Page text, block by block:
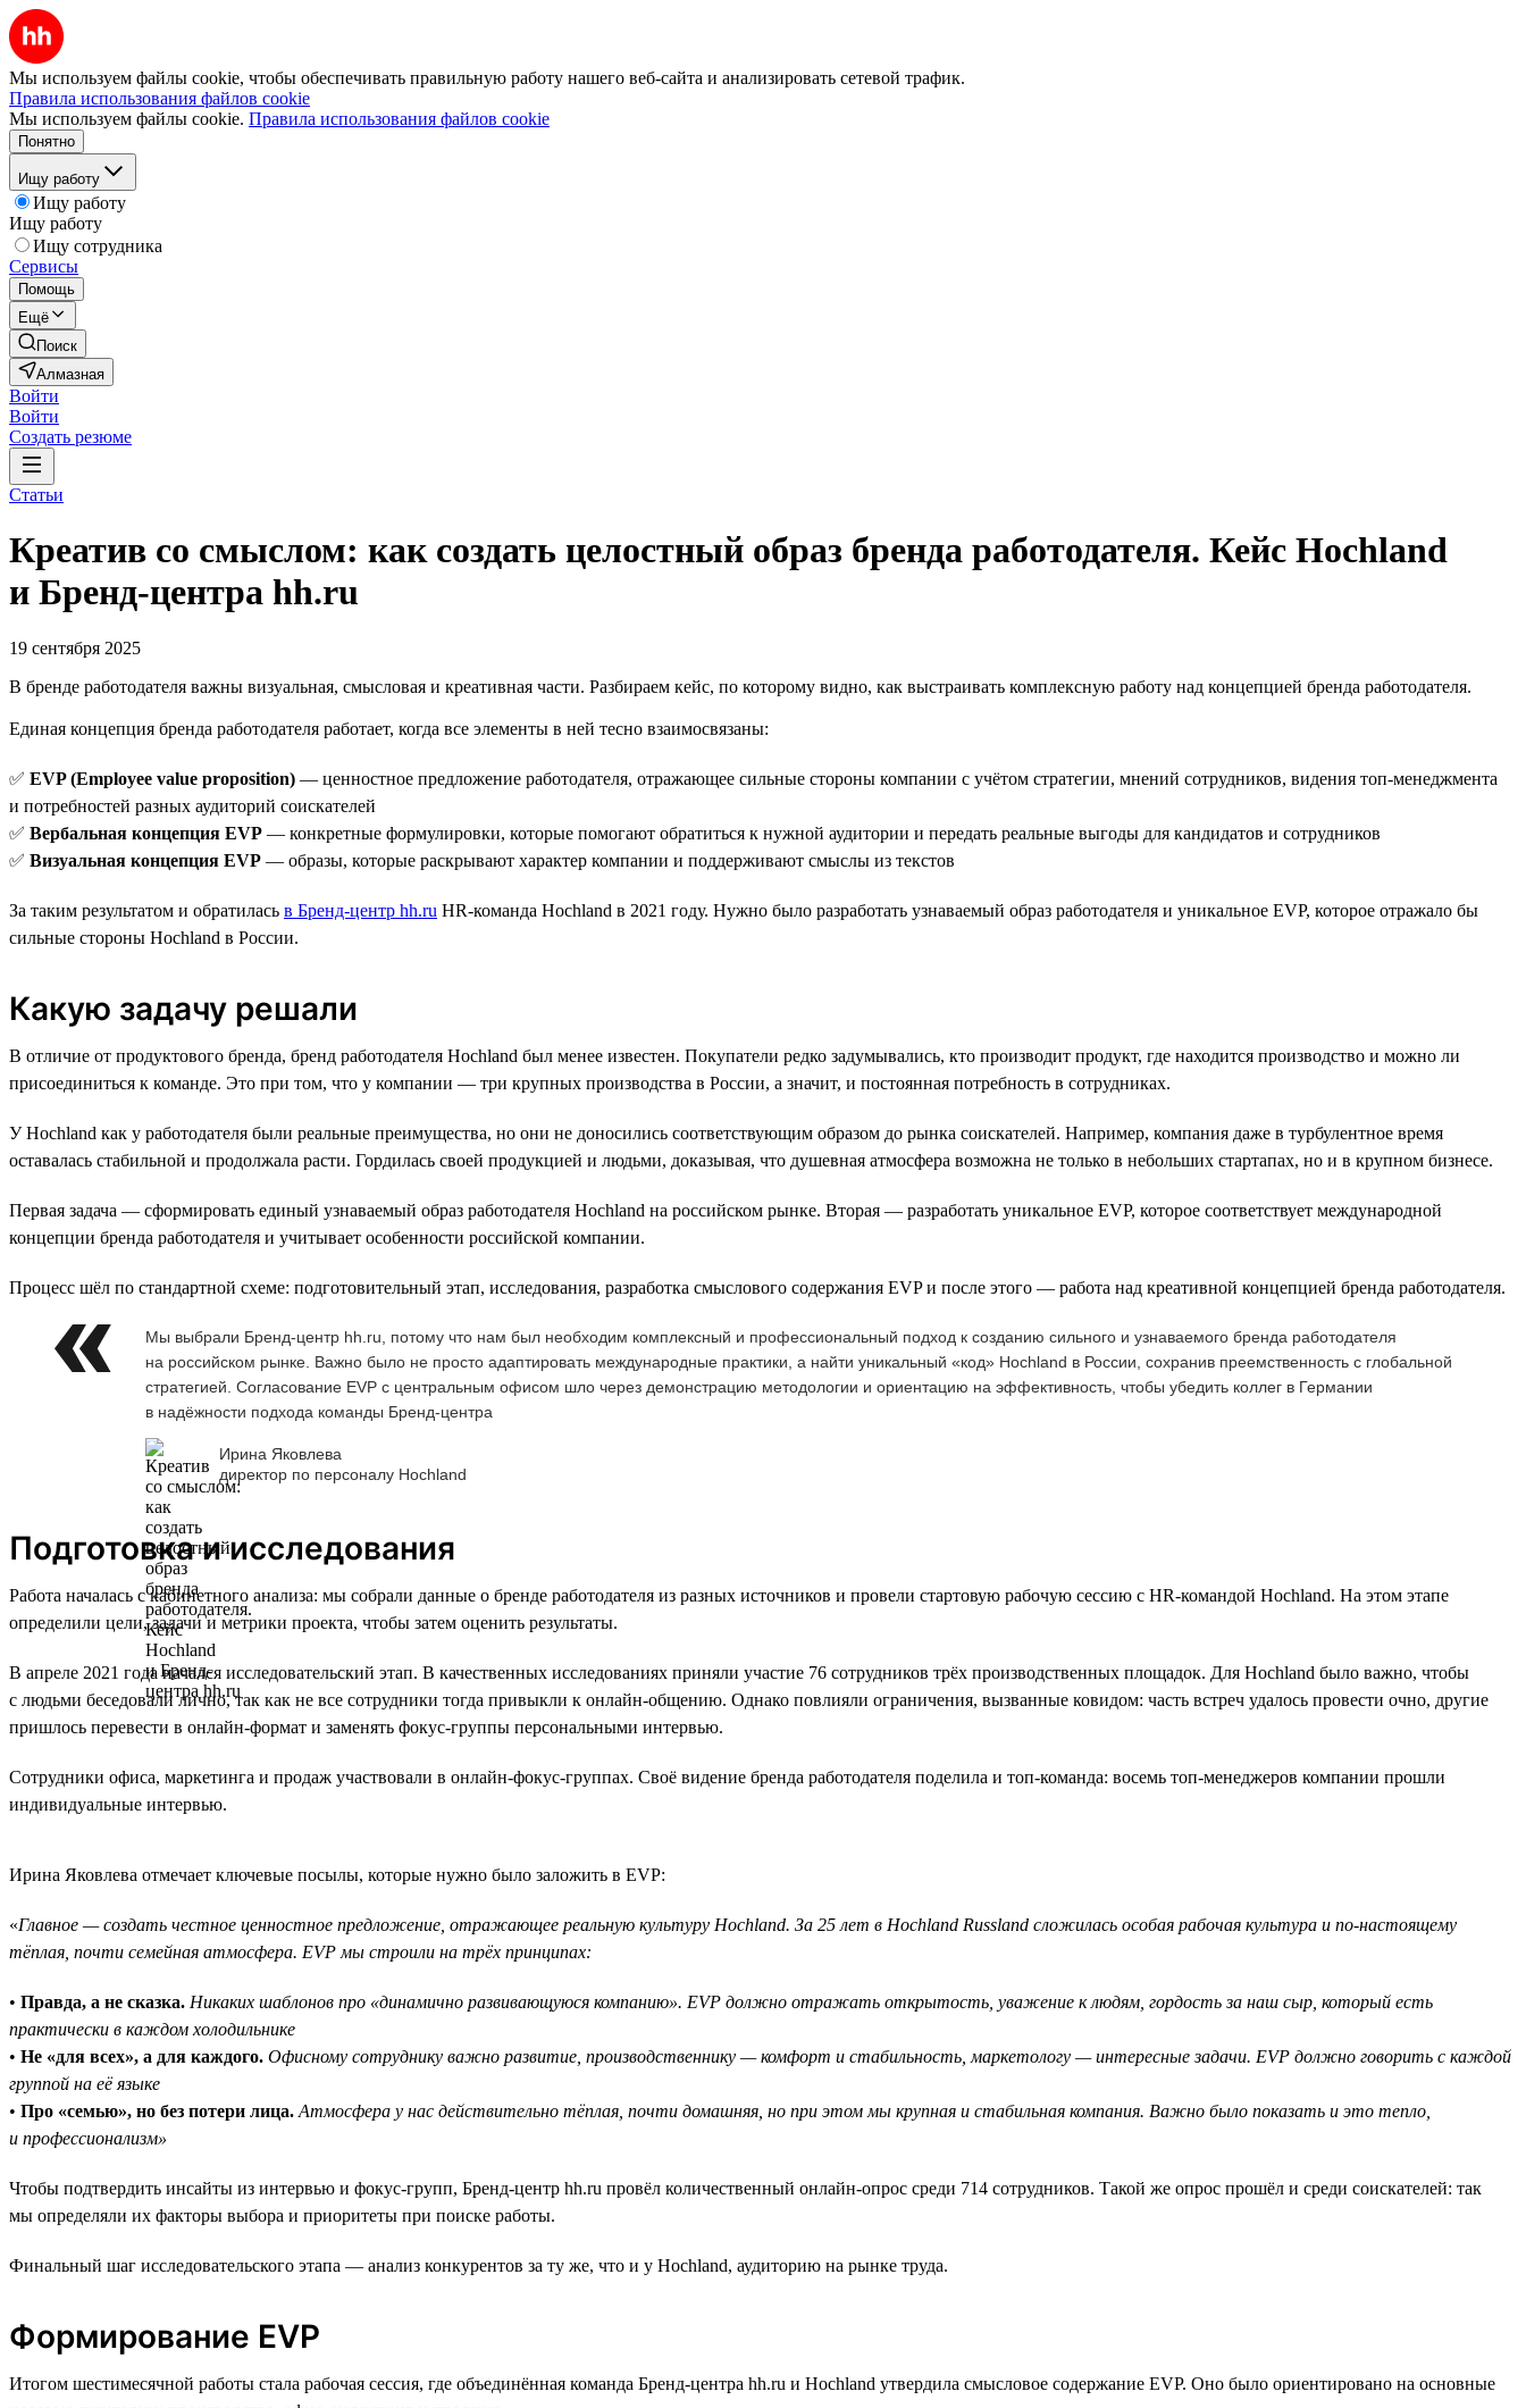
Мы используем файлы cookie, чтобы обеспечивать правильную работу нашего веб-сайта и анализировать сетевой трафик.
Правила использования файлов cookie
Мы используем файлы cookie. Правила использования файлов cookie
Понятно
Ищу работу
Ищу работу
Ищу работу
Ищу сотрудника
Сервисы
Помощь
Ещё
Поиск
Алмазная
Войти
Войти
Создать резюме
Статьи
Креатив со смыслом: как создать целостный образ бренда работодателя. Кейс Hochland
и Бренд-центра hh.ru
19 сентября 2025
В бренде работодателя важны визуальная, смысловая и креативная части. Разбираем кейс, по которому видно, как выстраивать комплексную работу над концепцией бренда работодателя.
Единая концепция бренда работодателя работает, когда все элементы в ней тесно взаимосвязаны:
✅ EVP (Employee value proposition) — ценностное предложение работодателя, отражающее сильные стороны компании с учётом стратегии, мнений сотрудников, видения топ-менеджмента
и потребностей разных аудиторий соискателей
✅ Вербальная концепция EVP — конкретные формулировки, которые помогают обратиться к нужной аудитории и передать реальные выгоды для кандидатов и сотрудников
✅ Визуальная концепция EVP — образы, которые раскрывают характер компании и поддерживают смыслы из текстов
За таким результатом и обратилась в Бренд-центр hh.ru HR-команда Hochland в 2021 году. Нужно было разработать узнаваемый образ работодателя и уникальное EVP, которое отражало бы
сильные стороны Hochland в России.
Какую задачу решали
В отличие от продуктового бренда, бренд работодателя Hochland был менее известен. Покупатели редко задумывались, кто производит продукт, где находится производство и можно ли
присоединиться к команде. Это при том, что у компании — три крупных производства в России, а значит, и постоянная потребность в сотрудниках.
У Hochland как у работодателя были реальные преимущества, но они не доносились соответствующим образом до рынка соискателей. Например, компания даже в турбулентное время
оставалась стабильной и продолжала расти. Гордилась своей продукцией и людьми, доказывая, что душевная атмосфера возможна не только в небольших стартапах, но и в крупном бизнесе.
Первая задача — сформировать единый узнаваемый образ работодателя Hochland на российском рынке. Вторая — разработать уникальное EVP, которое соответствует международной
концепции бренда работодателя и учитывает особенности российской компании.
Процесс шёл по стандартной схеме: подготовительный этап, исследования, разработка смыслового содержания EVP и после этого — работа над креативной концепцией бренда работодателя.
Мы выбрали Бренд-центр hh.ru, потому что нам был необходим комплексный и профессиональный подход к созданию сильного и узнаваемого бренда работодателя
на российском рынке. Важно было не просто адаптировать международные практики, а найти уникальный «код» Hochland в России, сохранив преемственность с глобальной
стратегией. Согласование EVP с центральным офисом шло через демонстрацию методологии и ориентацию на эффективность, чтобы убедить коллег в Германии
в надёжности подхода команды Бренд-центра
Ирина Яковлева
директор по персоналу Hochland
Подготовка и исследования
Работа началась с кабинетного анализа: мы собрали данные о бренде работодателя из разных источников и провели стартовую рабочую сессию с HR-командой Hochland. На этом этапе
определили цели, задачи и метрики проекта, чтобы затем оценить результаты.
В апреле 2021 года начался исследовательский этап. В качественных исследованиях приняли участие 76 сотрудников трёх производственных площадок. Для Hochland было важно, чтобы
с людьми беседовали лично, так как не все сотрудники тогда привыкли к онлайн-общению. Однако повлияли ограничения, вызванные ковидом: часть встреч удалось провести очно, другие
пришлось перевести в онлайн-формат и заменять фокус-группы персональными интервью.
Сотрудники офиса, маркетинга и продаж участвовали в онлайн-фокус-группах. Своё видение бренда работодателя поделила и топ-команда: восемь топ-менеджеров компании прошли
индивидуальные интервью.
Ирина Яковлева отмечает ключевые посылы, которые нужно было заложить в EVP:
«Главное — создать честное ценностное предложение, отражающее реальную культуру Hochland. За 25 лет в Hochland Russland сложилась особая рабочая культура и по-настоящему
тёплая, почти семейная атмосфера. EVP мы строили на трёх принципах:
• Правда, а не сказка. Никаких шаблонов про «динамично развивающуюся компанию». EVP должно отражать открытость, уважение к людям, гордость за наш сыр, который есть
практически в каждом холодильнике
• Не «для всех», а для каждого. Офисному сотруднику важно развитие, производственнику — комфорт и стабильность, маркетологу — интересные задачи. EVP должно говорить с каждой
группой на её языке
• Про «семью», но без потери лица. Атмосфера у нас действительно тёплая, почти домашняя, но при этом мы крупная и стабильная компания. Важно было показать и это тепло,
и профессионализм»
Чтобы подтвердить инсайты из интервью и фокус-групп, Бренд-центр hh.ru провёл количественный онлайн-опрос среди 714 сотрудников. Такой же опрос прошёл и среди соискателей: так
мы определяли их факторы выбора и приоритеты при поиске работы.
Финальный шаг исследовательского этапа — анализ конкурентов за ту же, что и у Hochland, аудиторию на рынке труда.
Формирование EVP
Итогом шестимесячной работы стала рабочая сессия, где объединённая команда Бренд-центра hh.ru и Hochland утвердила смысловое содержание EVP. Оно было ориентировано на основные